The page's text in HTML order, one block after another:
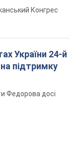
Конгрес
України 24-й
підтримку
Федорова досі